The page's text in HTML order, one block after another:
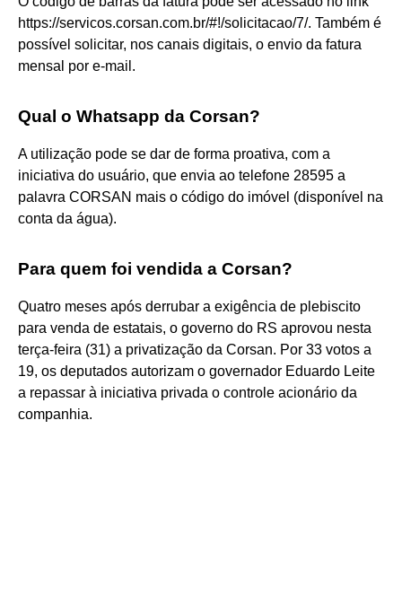
https://servicos.corsan.com.br/#!/solicitacao/7/. Também é
possível solicitar, nos canais digitais, o envio da fatura
mensal por e-mail.
Qual o Whatsapp da Corsan?
A utilização pode se dar de forma proativa, com a
iniciativa do usuário, que envia ao telefone 28595 a
palavra CORSAN mais o código do imóvel (disponível na
conta da água).
Para quem foi vendida a Corsan?
Quatro meses após derrubar a exigência de plebiscito
para venda de estatais, o governo do RS aprovou nesta
terça-feira (31) a privatização da Corsan. Por 33 votos a
19, os deputados autorizam o governador Eduardo Leite
a repassar à iniciativa privada o controle acionário da
companhia.